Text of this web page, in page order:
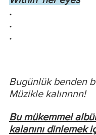
.
.
.
Bugünlük benden
Müzikle kalınnnn!
Bu mükemmel
kalanını dinlemek